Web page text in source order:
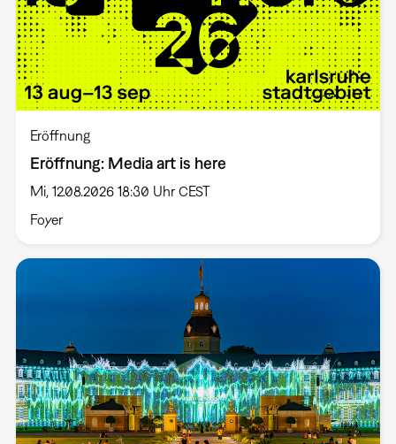
Eröffnung
Eröffnung: Media art is here
Mi, 12.08.2026 18:30 Uhr CEST
Foyer